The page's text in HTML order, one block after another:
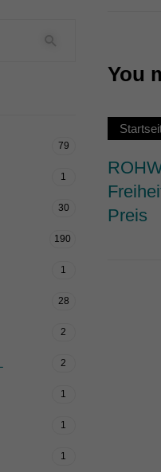
You
Preis
79
1
30
190
1
28
2
2
1
1
1
Inhalte von